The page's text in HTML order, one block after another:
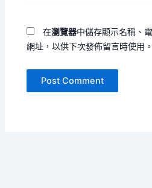
在瀏覽器中儲存顯示名稱、
網址，以供下次發佈留言時使用。